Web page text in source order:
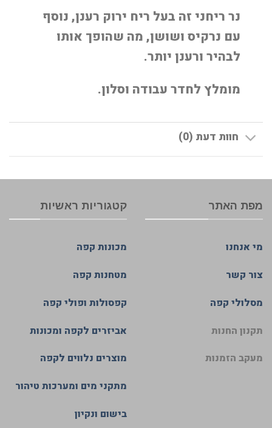
נר ריחני זה בעל ריח ירוק רענן, נוסף
עם נרקיס ושושן, מה שהופך אותו
לבהיר ורענן יותר.
מומלץ לחדר עבודה וסלון.
חוות דעת (0)
מפת האתר
מי אנחנו
צור קשר
מסלולי קפה
תקנון החנות
מעקב הזמנות
קטגוריות ראשיות
מכונות קפה
מטחנות קפה
קפסולות ופולי קפה
אביזרים לקפה ומכונות
מוצרים נלווים לקפה
מתקני מים ומערכות טיהור
בישום ונקיון